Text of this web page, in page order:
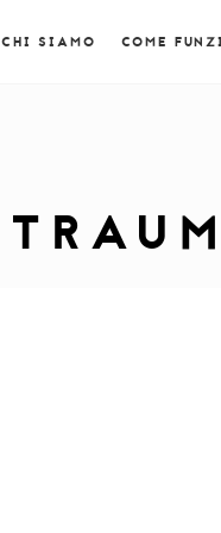
CHI SIAMO COME